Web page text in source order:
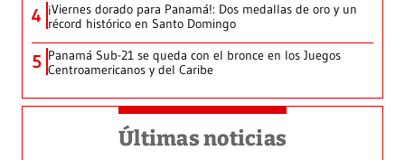
4 ¡Viernes dorado para Panamá!: Dos medallas de oro y un
récord histórico en Santo Domingo
5 Panamá Sub-21 se queda con el bronce en los Juegos
Centroamericanos y del Caribe
Últimas noticias